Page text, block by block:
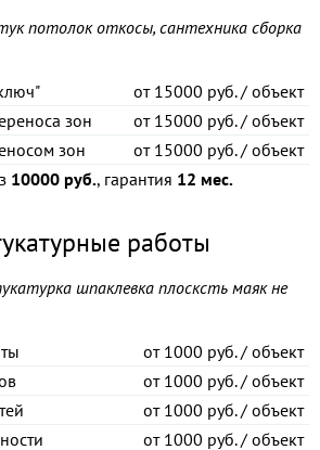
потолок откосы, сантехника сборка
от15000 руб. / объект
зон
от15000 руб. / объект
зон
от15000 руб. / объект
10000 руб., гарантия 12 мес.
работы
шпаклевка плосксть маяк не
от1000 руб. / объект
от1000 руб. / объект
от1000 руб. / объект
от1000 руб. / объект